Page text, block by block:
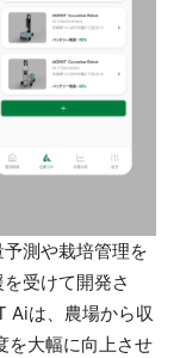
測や栽培管理を
受けて開発さ
Aiは、農場から収
を大幅に向上させ